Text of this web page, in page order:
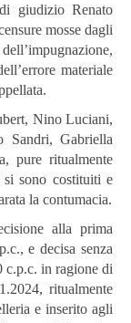
giudizio Renato
mosse dagli
materiale
Nino Luciani,
Gabriella
pure ritualmente
sono costituiti e
la contumacia.
alla prima
e decisa senza
c.p.c. in ragione di
ritualmente
e inserito agli